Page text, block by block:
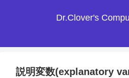
Dr.Clover's
説明変数(explanatory